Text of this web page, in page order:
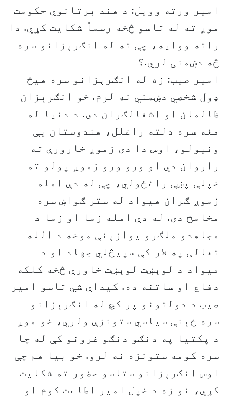
امیر ورته وویل: د هند برتانوي حکومت
موږ ته له تاسو څخه رسماً شکایت کړي. دا
راته ووایه، چې ته له انګرېزانو سره
څه دښمنی لري.؟
امیر صیب: زه له انګرېزانو سره هیڅ
ډول شخصي دښمني نه لرم. خو انګرېزان
ظالمان او اشغالګران دی. د دنیا له
هغه سره دلته راغلل، هندوستان یې
ونیولو، اوس دا دی زموږ خارورې ته
راروان دي او ورو ورو زموږ پولو ته
خپلې پښې راغځولي، چې له دې امله
زموږ ګران هیواد له ستر ګواښ سره
مخامخ دی. له دې امله زما او زما د
مجاهدو ملګرو یوازېنې موخه د الله
تعالی په لار کې سپیڅلي جهاد او د
هیواد د لوېښت لوېښت خاورې څخه کلکه
دفاع او ساتنه ده. کیداې شي تاسو امیر
صیب د دولتونو پر کچ له انګرېزانو
سره ځېنې سیاسي ستونزې ولري، خو موږ
د پکتیا په دنګو دنګو غرونو کې له چا
سره کومه ستونزه نه لرو. خو بیا هم چې
اوس انګرېزانو ستاسو حضور ته شکایت
کړي، نو زه د خپل امیر اطاعت کوم او